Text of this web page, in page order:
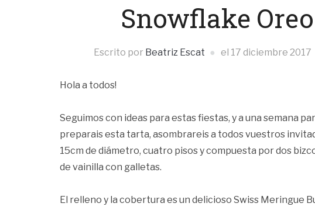
Snowflake
Escrito por Beatriz Escat el 17 diciembre 2017
Hola a todos!
Seguimos con ideas para estas fiestas, y a una semana
preparais esta tarta, asombrareis a todos vuestros
15cm de diámetro, cuatro pisos y compuesta por dos
de vainilla con galletas.
El relleno y la cobertura es un delicioso Swiss Meringue